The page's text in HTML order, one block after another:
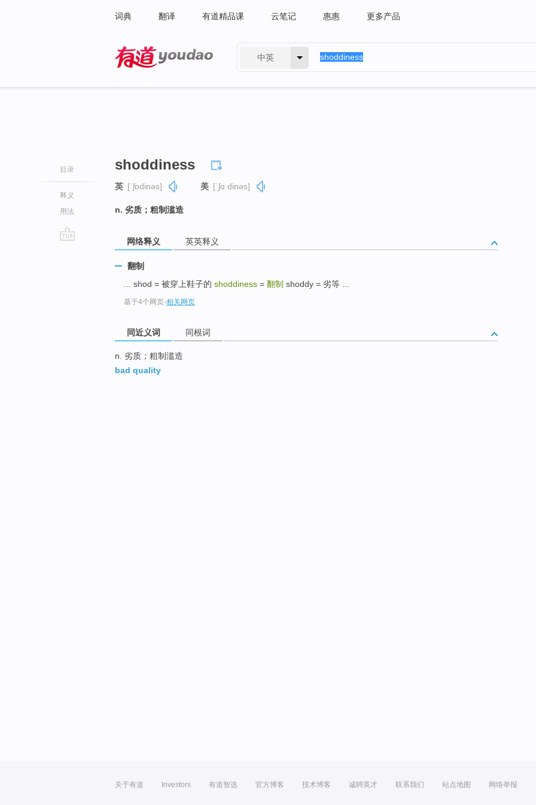
词典 翻译 有道精品课 云笔记 惠惠 更多产品
中英
目录
释义
用法
shoddiness
英 [ˈʃɒdinəs] 美 [ˈʃɑːdinəs]
n. 劣质；粗制滥造
网络释义 英英释义
翻制
... shod = 被穿上鞋子的 shoddiness = 翻制 shoddy = 劣等 ...
基于4个网页-相关网页
同近义词 同根词
n. 劣质；粗制滥造
bad quality
关于有道 Investors 有道智选 官方博客 技术博客 诚聘英才 联系我们 站点地图 网络举报